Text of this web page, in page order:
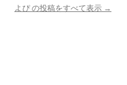
よぴ の投稿をすべて表示 →